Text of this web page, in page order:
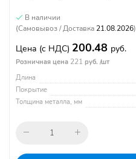
В наличии
(Самовывоз / Доставка 21.08.2026)
Цена (с НДС) 200.48 руб.
Розничная цена 221 руб. /шт
Длина
Покрытие
Толщина металла, мм